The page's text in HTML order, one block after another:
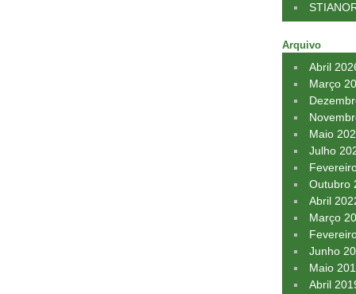
Arquivo
Abril
Março
Maio
Julho
Outubro
Abril
Março
Junho
Maio
Abril